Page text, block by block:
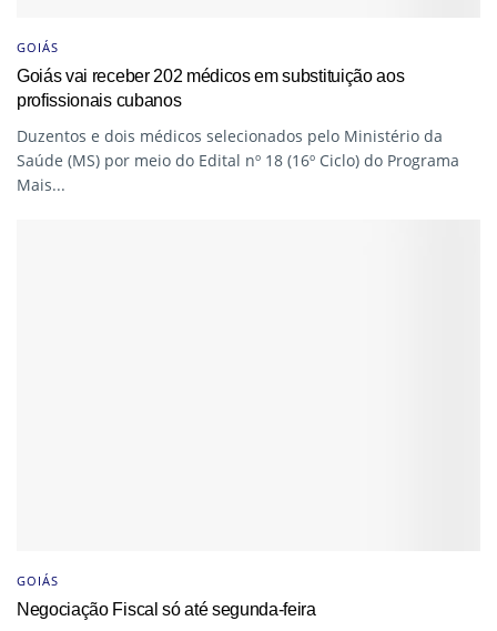
GOIÁS
Goiás vai receber 202 médicos em substituição aos
profissionais cubanos
Duzentos e dois médicos selecionados pelo Ministério da
Saúde (MS) por meio do Edital nº 18 (16º Ciclo) do Programa
Mais...
GOIÁS
Negociação Fiscal só até segunda-feira